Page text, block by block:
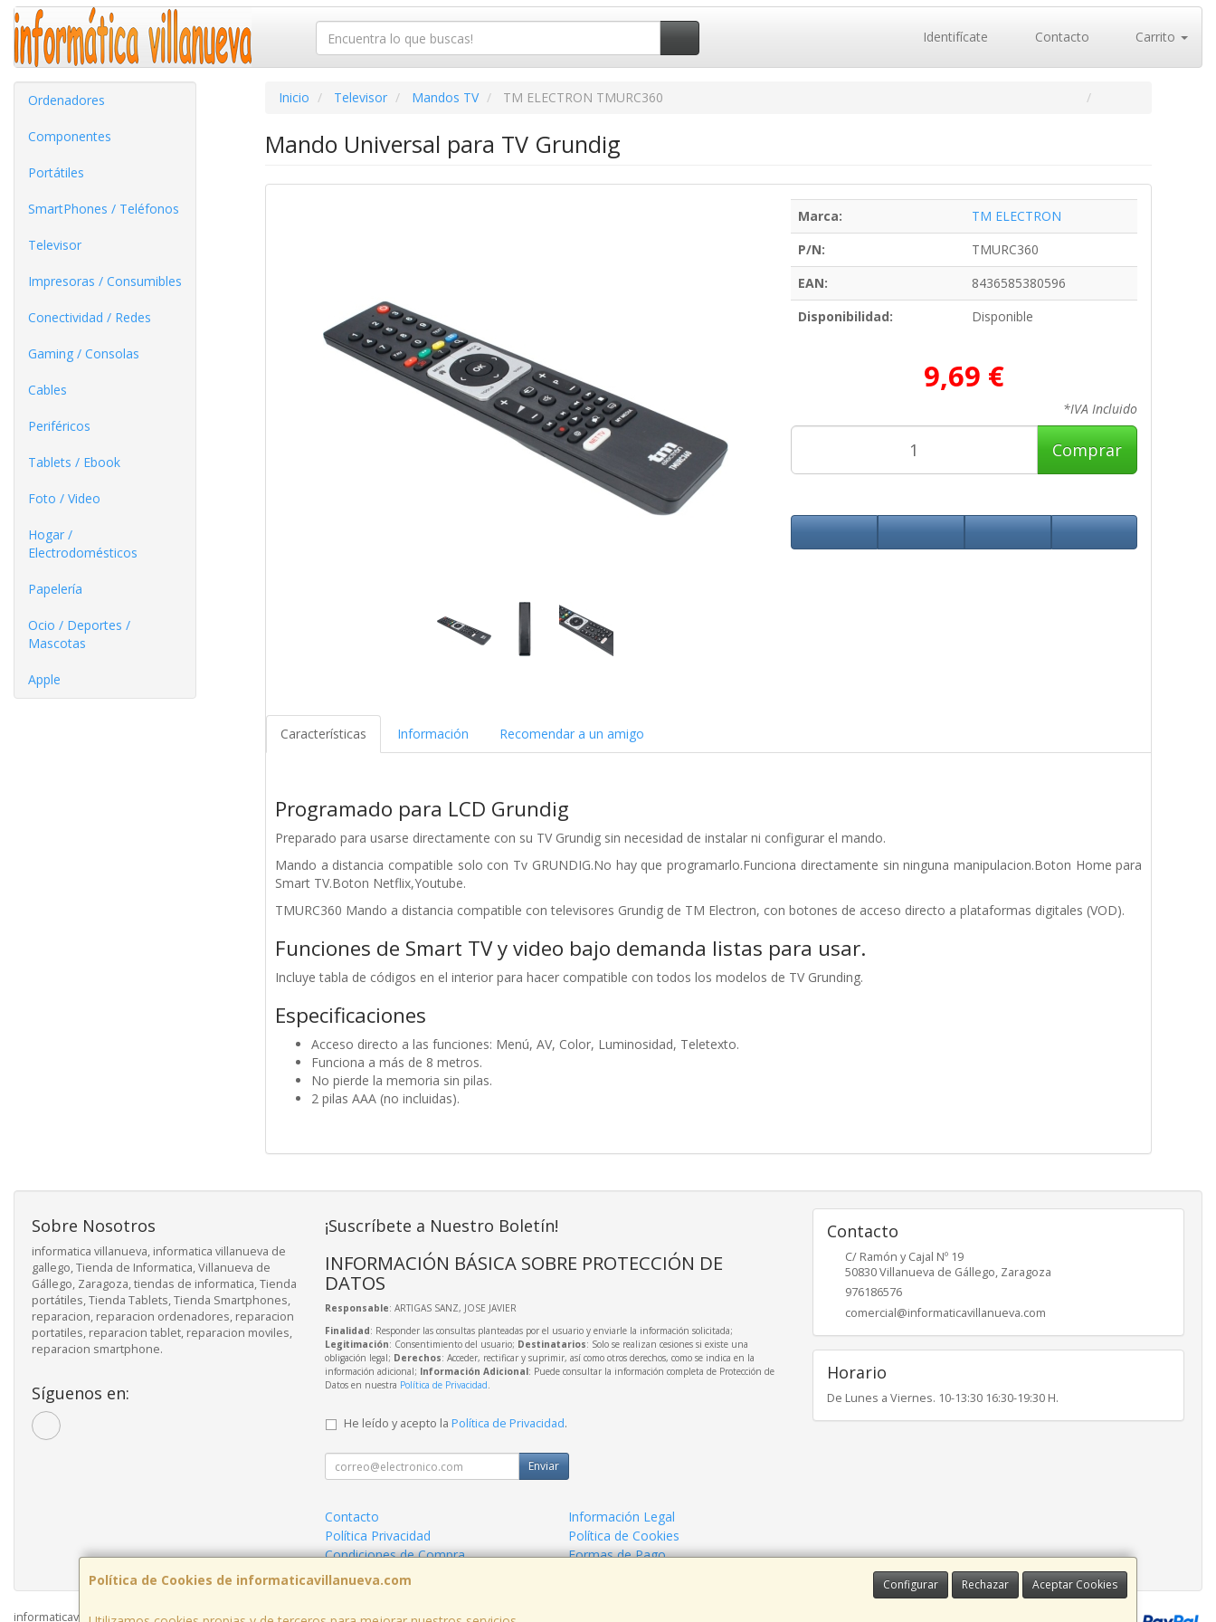
Identifícate Contacto Carrito
Ordenadores
Componentes
Portátiles
SmartPhones / Teléfonos
Televisor
Impresoras / Consumibles
Conectividad / Redes
Gaming / Consolas
Cables
Periféricos
Tablets / Ebook
Foto / Video
Hogar /
Electrodomésticos
Papelería
Ocio / Deportes /
Mascotas
Apple
Inicio Televisor Mandos TV TM ELECTRON TMURC360
Mando Universal para TV Grundig
Marca:
TM ELECTRON
P/N:
TMURC360
EAN:
8436585380596
Disponibilidad:
Disponible
9,69 €
*IVA Incluido
Comprar
Características Información Recomendar a un amigo
Programado para LCD Grundig
Preparado para usarse directamente con su TV Grundig sin necesidad de instalar ni configurar el mando.
Mando a distancia compatible solo con Tv GRUNDIG.No hay que programarlo.Funciona directamente sin ninguna manipulacion.Boton Home para
Smart TV.Boton Netflix,Youtube.
TMURC360 Mando a distancia compatible con televisores Grundig de TM Electron, con botones de acceso directo a plataformas digitales (VOD).
Funciones de Smart TV y video bajo demanda listas para usar.
Incluye tabla de códigos en el interior para hacer compatible con todos los modelos de TV Grunding.
Especificaciones
Acceso directo a las funciones: Menú, AV, Color, Luminosidad, Teletexto.
Funciona a más de 8 metros.
No pierde la memoria sin pilas.
2 pilas AAA (no incluidas).
Política de Cookies de informaticavillanueva.com Configurar Rechazar Aceptar Cookies
Sobre Nosotros
informatica villanueva, informatica villanueva de
gallego, Tienda de Informatica, Villanueva de
Gállego, Zaragoza, tiendas de informatica, Tienda
portátiles, Tienda Tablets, Tienda Smartphones,
reparacion, reparacion ordenadores, reparacion
portatiles, reparacion tablet, reparacion moviles,
reparacion smartphone.
Síguenos en:
¡Suscríbete a Nuestro Boletín!
INFORMACIÓN BÁSICA SOBRE PROTECCIÓN DE
DATOS
Responsable: ARTIGAS SANZ, JOSE JAVIER
Finalidad: Responder las consultas planteadas por el usuario y enviarle la información solicitada;
Legitimación: Consentimiento del usuario; Destinatarios: Solo se realizan cesiones si existe una
obligación legal; Derechos: Acceder, rectificar y suprimir, así como otros derechos, como se indica en la
información adicional; Información Adicional: Puede consultar la información completa de Protección de
Datos en nuestra Política de Privacidad.
He leído y acepto la Política de Privacidad.
Enviar
Contacto
Información Legal
Política Privacidad
Política de Cookies
Condiciones de Compra
Formas de Pago
Contacto
C/ Ramón y Cajal Nº 19
50830Villanueva de Gállego, Zaragoza
976186576
comercial@informaticavillanueva.com
Horario
De Lunes a Viernes. 10-13:30 16:30-19:30 H.
informaticavillanueva.com © 2026